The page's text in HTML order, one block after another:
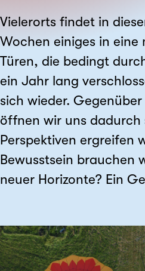
Vielerorts findet in
Wochen einiges in eine
Türen, die bedingt
ein Jahr lang
sich wieder.
öffnen wir uns dadurch
Perspektiven ergreifen
Bewusstsein brauchen
neuer Horizonte? Ein